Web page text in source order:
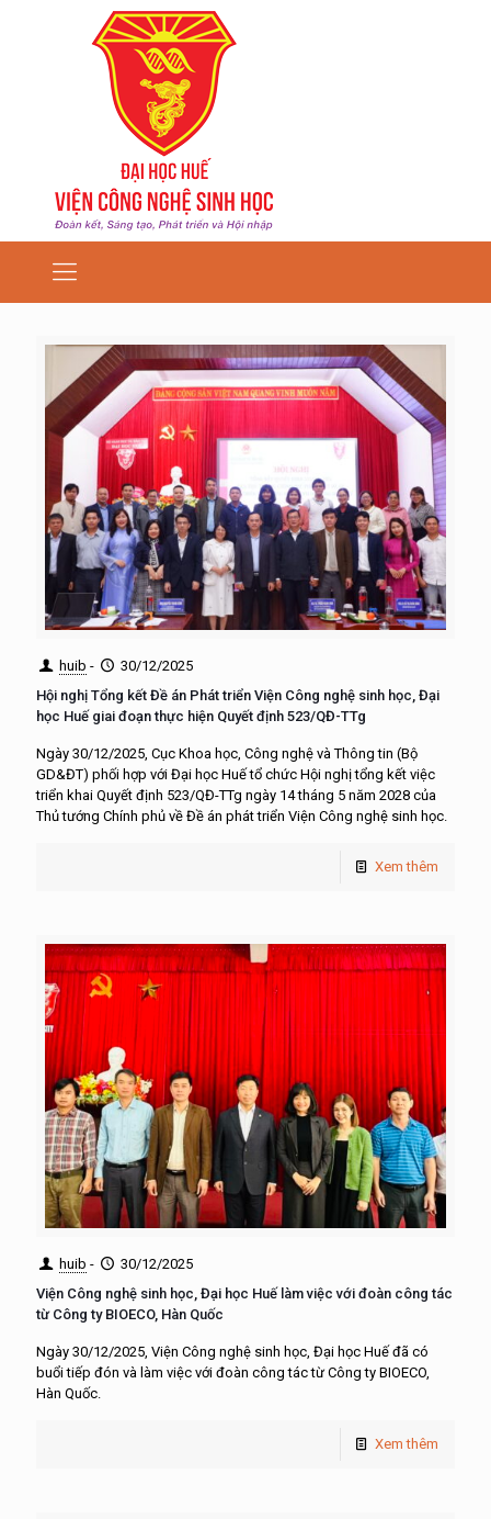
huib -
30/12/2025
Hội nghị Tổng kết Đề án Phát triển Viện Công nghệ sinh học, Đại
học Huế giai đoạn thực hiện Quyết định 523/QĐ-TTg
Ngày 30/12/2025, Cục Khoa học, Công nghệ và Thông tin (Bộ
GD&ĐT) phối hợp với Đại học Huế tổ chức Hội nghị tổng kết việc
triển khai Quyết định 523/QĐ-TTg ngày 14 tháng 5 năm 2028 của
Thủ tướng Chính phủ về Đề án phát triển Viện Công nghệ sinh học.
Xem thêm
huib -
30/12/2025
Viện Công nghệ sinh học, Đại học Huế làm việc với đoàn công tác
từ Công ty BIOECO, Hàn Quốc
Ngày 30/12/2025, Viện Công nghệ sinh học, Đại học Huế đã có
buổi tiếp đón và làm việc với đoàn công tác từ Công ty BIOECO,
Hàn Quốc.
Xem thêm